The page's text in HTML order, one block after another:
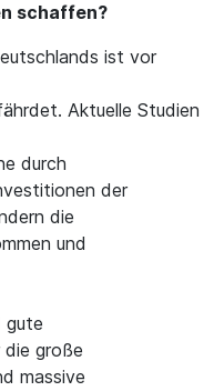
schaffen?
ist vor
Aktuelle Studien
durch
der
die
und
gute
die große
massive